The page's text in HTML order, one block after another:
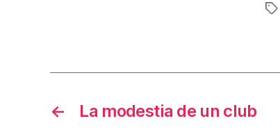
← La modestia de un club